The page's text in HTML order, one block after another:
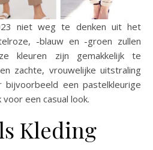
niet weg te denken uit het
-blauw en -groen zullen
kleuren zijn gemakkelijk te
zachte, vrouwelijke uitstraling
een pastelkleurige
een casual look.
Kleding